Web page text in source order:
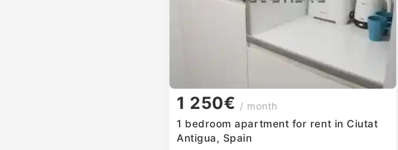
1 250€ / month
1 bedroom apartment for rent in Ciutat
Antigua, Spain